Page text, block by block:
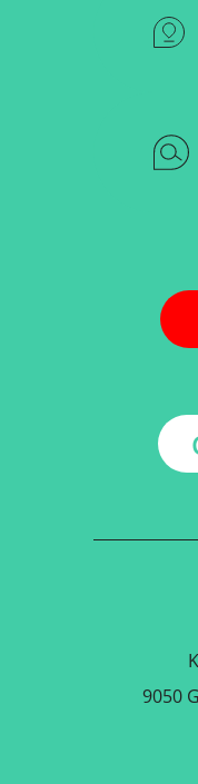
9050